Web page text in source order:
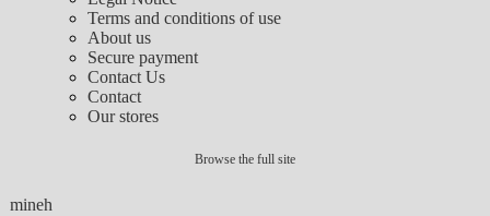
Terms and conditions of use
About us
Secure payment
Contact Us
Contact
Our stores
Browse the full site
mineh